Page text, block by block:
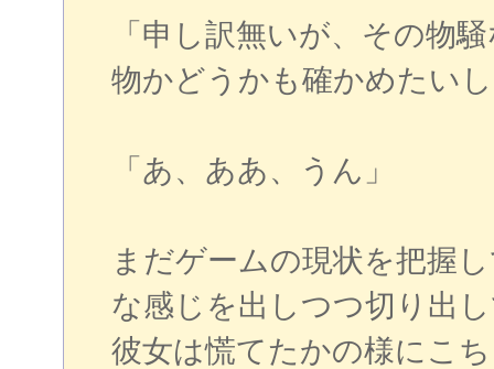
「申し訳無いが、その物
物かどうかも確かめたい
「あ、ああ、うん」
まだゲームの現状を把握
な感じを出しつつ切り出
彼女は慌てたかの様にこ